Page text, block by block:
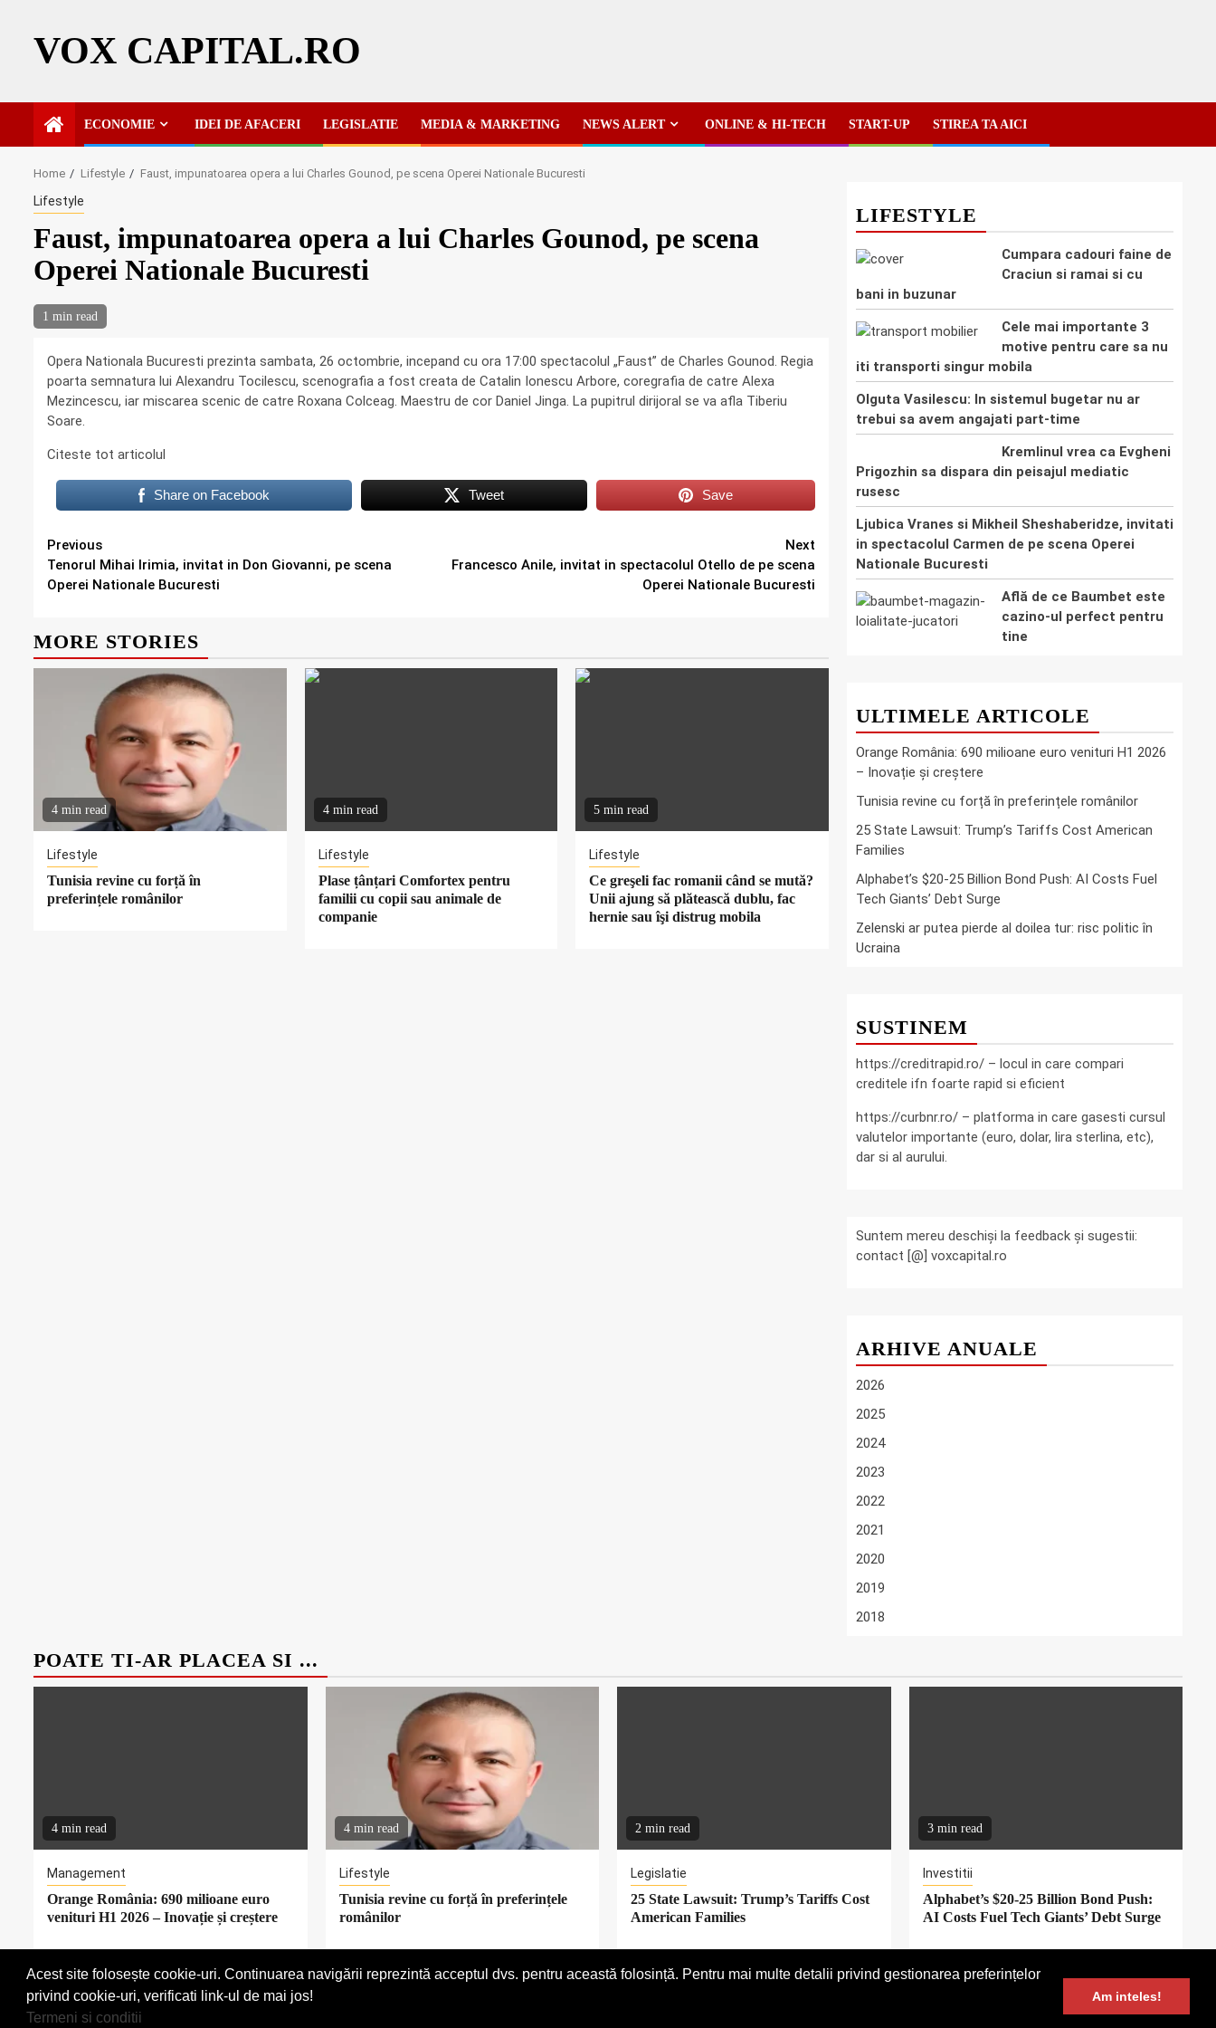
Acest site folosește cookie-uri. Continuarea navigării reprezintă acceptul dvs. pentru această folosință. Pentru mai multe detalii privind gestionarea preferințelor
privind cookie-uri, verificati link-ul de mai jos!
Termeni si conditii
Am inteles!
contentVOX CAPITAL.RO
ECONOMIE IDEI DE AFACERI LEGISLATIE MEDIA & MARKETING NEWS ALERT ONLINE & HI-TECH START-UP STIREA TA AICI
Home Lifestyle Faust, impunatoarea opera a lui Charles Gounod, pe scena Operei Nationale Bucuresti
Lifestyle
Faust, impunatoarea opera a lui Charles Gounod, pe scena
Operei Nationale Bucuresti
1 min read
Opera Nationala Bucuresti prezinta sambata, 26 octombrie, incepand cu ora 17:00 spectacolul „Faust” de Charles Gounod. Regia
poarta semnatura lui Alexandru Tocilescu, scenografia a fost creata de Catalin Ionescu Arbore, coregrafia de catre Alexa
Mezincescu, iar miscarea scenic de catre Roxana Colceag. Maestru de cor Daniel Jinga. La pupitrul dirijoral se va afla Tiberiu
Soare.
Citeste tot articolul
Share on Facebook Tweet Save
Continue
Reading
Previous
Tenorul Mihai Irimia, invitat in Don Giovanni, pe scena
Operei Nationale Bucuresti
Next
Francesco Anile, invitat in spectacolul Otello de pe scena
Operei Nationale Bucuresti
MORE STORIES
4 min read
Lifestyle
Tunisia revine cu forță în
preferințele românilor
4 min read
Lifestyle
Plase țânțari Comfortex pentru
familii cu copii sau animale de
companie
5 min read
Lifestyle
Ce greşeli fac romanii când se mută?
Unii ajung să plătească dublu, fac
hernie sau îşi distrug mobila
LIFESTYLE
Cumpara cadouri faine de
Craciun si ramai si cu
bani in buzunar
Cele mai importante 3
motive pentru care sa nu
iti transporti singur mobila
Olguta Vasilescu: In sistemul bugetar nu ar
trebui sa avem angajati part-time
Kremlinul vrea ca Evgheni
Prigozhin sa dispara din peisajul mediatic
rusesc
Ljubica Vranes si Mikheil Sheshaberidze, invitati
in spectacolul Carmen de pe scena Operei
Nationale Bucuresti
Află de ce Baumbet este
cazino-ul perfect pentru
tine
ULTIMELE ARTICOLE
Orange România: 690 milioane euro venituri H1 2026
– Inovație și creștere
Tunisia revine cu forță în preferințele românilor
25 State Lawsuit: Trump’s Tariffs Cost American
Families
Alphabet’s $20-25 Billion Bond Push: AI Costs Fuel
Tech Giants’ Debt Surge
Zelenski ar putea pierde al doilea tur: risc politic în
Ucraina
SUSTINEM
https://creditrapid.ro/ – locul in care compari
creditele ifn foarte rapid si eficient
https://curbnr.ro/ – platforma in care gasesti cursul
valutelor importante (euro, dolar, lira sterlina, etc),
dar si al aurului.
Suntem mereu deschiși la feedback și sugestii:
contact [@] voxcapital.ro
ARHIVE ANUALE
2026
2025
2024
2023
2022
2021
2020
2019
2018
POATE TI-AR PLACEA SI ...
4 min read
Management
Orange România: 690 milioane euro
venituri H1 2026 – Inovație și creștere
4 min read
Lifestyle
Tunisia revine cu forță în preferințele
românilor
2 min read
Legislatie
25 State Lawsuit: Trump’s Tariffs Cost
American Families
3 min read
Investitii
Alphabet’s $20-25 Billion Bond Push:
AI Costs Fuel Tech Giants’ Debt Surge
Termeni si conditii